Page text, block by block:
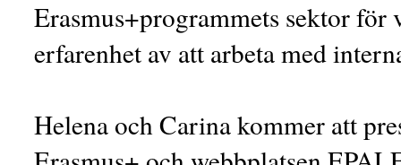
Erasmus+programmets sektor för
erfarenhet av att arbeta med
Helena och Carina kommer att